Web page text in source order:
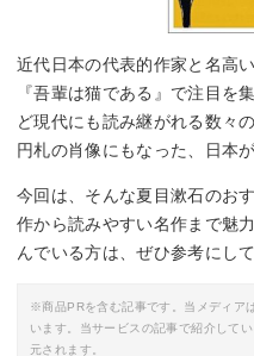
近代日本の代表的作家と名高
『吾輩は猫である』で注目を
ど現代にも読み継がれる数々
円札の肖像にもなった、日本
今回は、そんな夏目漱石のお
作から読みやすい名作まで魅
んでいる方は、ぜひ参考にし
※商品PRを含む記事です。当メディア
います。当サービスの記事で紹介して
元されます。